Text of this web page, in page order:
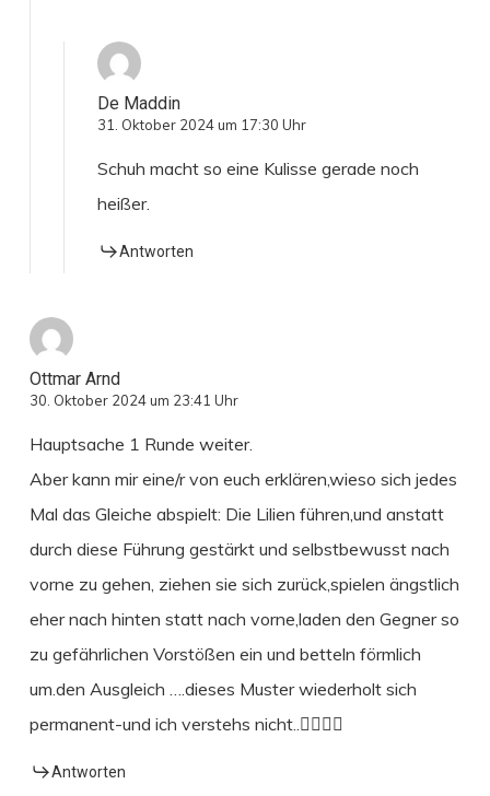
De Maddin
31. Oktober 2024 um 17:30 Uhr
Schuh macht so eine Kulisse gerade noch
heißer.
Antworten
Ottmar Arnd
30. Oktober 2024 um 23:41 Uhr
Hauptsache 1 Runde weiter.
Aber kann mir eine/r von euch erklären,wieso sich jedes
Mal das Gleiche abspielt: Die Lilien führen,und anstatt
durch diese Führung gestärkt und selbstbewusst nach
vorne zu gehen, ziehen sie sich zurück,spielen ängstlich
eher nach hinten statt nach vorne,laden den Gegner so
zu gefährlichen Vorstößen ein und betteln förmlich
um.den Ausgleich ….dieses Muster wiederholt sich
permanent-und ich verstehs nicht..🤷‍♀️🤷‍♂️
Antworten